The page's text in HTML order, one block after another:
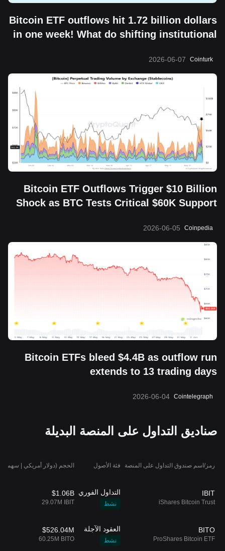
Bitcoin ETF outflows hit 1.72 billion dollars
in one week! What do shifting institutional
Cointurk
2026-06-07
Bitcoin ETF Outflows Trigger $10 Billion
Shock as BTC Tests Critical $60K Support
Coinpedia
2026-06-05
Bitcoin ETFs bleed $4.4B as outflow run
extends to 13 trading days
Cointelegraph
2026-06-04
صناديق التداول على المنصة البديلة
رمز/اسم صندوق التداول على المنصة فئة الأصول الحجم (دولار أمريكي | سهم）
IBIT
iShares Bitcoin Trust
التداول الفوري
نشط
$1.06B
29.07M IBIT
BITO
ProShares Bitcoin ETF
العقود الآجلة
نشط
$526.04M
60.25M BITO